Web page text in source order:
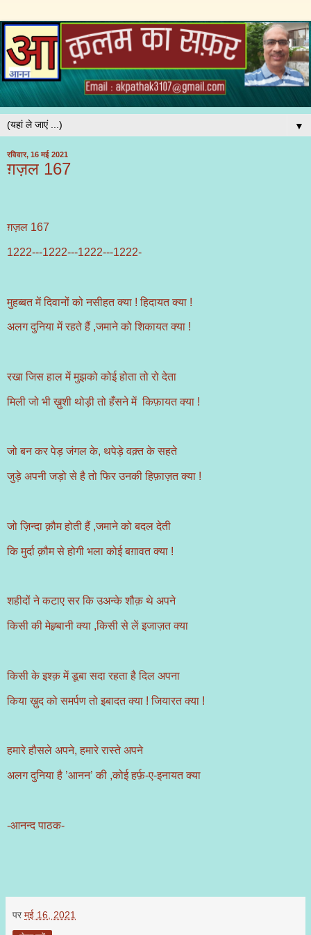
▼
रविवार, 16 मई 2021
ग़ज़ल 167
ग़ज़ल 167
1222---1222---1222---1222-
मुहब्बत में दिवानों को नसीहत क्या ! हिदायत क्या !
अलग दुनिया में रहते हैं ,जमाने को शिकायत क्या !
रखा जिस हाल में मुझको कोई होता तो रो देता
मिली जो भी ख़ुशी थोड़ी तो हँसने में किफ़ायत क्या !
जो बन कर पेड़ जंगल के, थपेड़े वक़्त के सहते
जुड़े अपनी जड़ो से है तो फिर उनकी हिफ़ाज़त क्या !
जो ज़िन्दा क़ौम होती हैं ,जमाने को बदल देती
कि मुर्दा क़ौम से होगी भला कोई बग़ावत क्या !
शहीदों ने कटाए सर कि उअन्के शौक़ थे अपने
किसी की मेह्र्बानी क्या ,किसी से लें इजाज़त क्या
किसी के इश्क़ में डूबा सदा रहता है दिल अपना
किया ख़ुद को समर्पण तो इबादत क्या ! जियारत क्या !
हमारे हौसले अपने, हमारे रास्ते अपने
अलग दुनिया है ’आनन’ की ,कोई हर्फ़-ए-इनायत क्या
-आनन्द पाठक-
पर मई 16, 2021